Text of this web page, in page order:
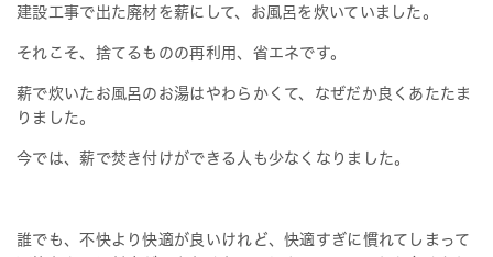
建設工事で出た廃材を薪にして、お風呂を炊いていました。
それこそ、捨てるものの再利用、省エネです。
薪で炊いたお風呂のお湯はやわらかくて、なぜだか良くあたたま
りました。
今では、薪で焚き付けができる人も少なくなりました。
誰でも、不快より快適が良いけれど、快適すぎに慣れてしまって